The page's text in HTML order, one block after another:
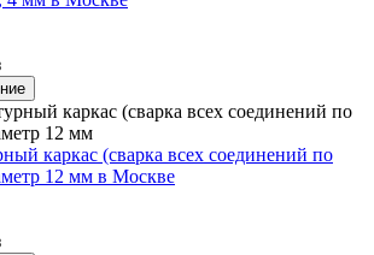
каркас (сварка всех соединений по
12 мм в Москве